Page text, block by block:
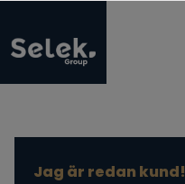
Jag är redan kund!